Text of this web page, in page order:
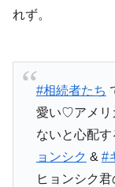
れず。
#相続者たち
愛い♡アメリ
ないと心配
ョンシク & #
ヒョンシク